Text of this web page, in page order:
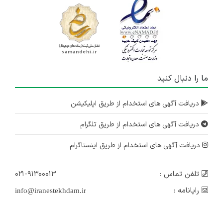
ما را دنبال کنید
دریافت آگهی های استخدام از طریق اپلیکیشن
دریافت آگهی های استخدام از طریق تلگرام
دریافت آگهی های استخدام از طریق اینستاگرام
تلفن تماس :
۰۲۱-۹۱۳۰۰۰۱۳
رایانامه :
info@iranestekhdam.ir